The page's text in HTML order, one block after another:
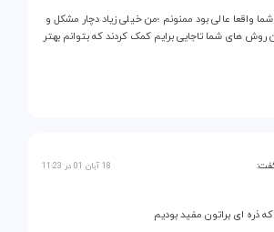
واقعا عالی بود ممنونم ؛من خیلی زیاد دچار مشکل و
روش های شما تاجایی برایم کمک کردند که بتوانم بهتر
18 آبان 01 در 11:23
ذره ای براتون مفید بودیم